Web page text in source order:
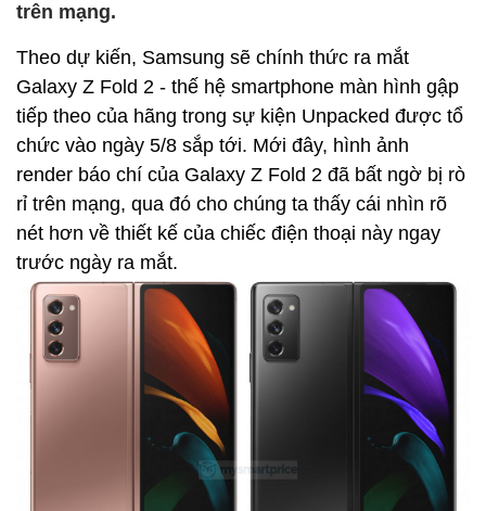
trên mạng.
Theo dự kiến, Samsung sẽ chính thức ra mắt
Galaxy Z Fold 2 - thế hệ smartphone màn hình gập
tiếp theo của hãng trong sự kiện Unpacked được tổ
chức vào ngày 5/8 sắp tới. Mới đây, hình ảnh
render báo chí của Galaxy Z Fold 2 đã bất ngờ bị rò
rỉ trên mạng, qua đó cho chúng ta thấy cái nhìn rõ
nét hơn về thiết kế của chiếc điện thoại này ngay
trước ngày ra mắt.